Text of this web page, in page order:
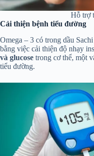
Hỗ trợ
Cải thiện bệnh tiểu đường
Omega – 3 có trong dầu
bằng việc cải thiện độ nhạy
và glucose trong cơ thể, một
tiểu đường.